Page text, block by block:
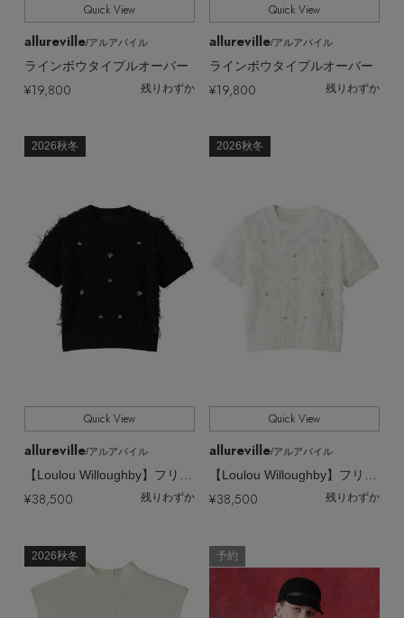
Quick View
allureville/アルアバイル
ラインボウタイプルオーバー
¥19,800 残りわずか
Quick View
allureville/アルアバイル
ラインボウタイプルオーバー
¥19,800 残りわずか
2026秋冬
Quick View
allureville/アルアバイル
¥38,500 残りわずか
2026秋冬
Quick View
allureville/アルアバイル
¥38,500 残りわずか
予約
2026秋冬